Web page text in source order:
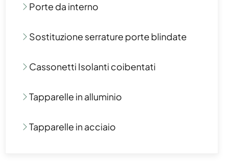
Porte da interno
Sostituzione serrature porte blindate
Cassonetti Isolanti coibentati
Tapparelle in alluminio
Tapparelle in acciaio